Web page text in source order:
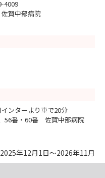
4009
賀中部病院
ンターより車で20分
56番・60番 佐賀中部病院
年12月1日～2026年11月